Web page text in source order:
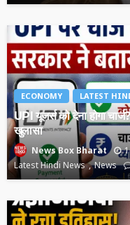
ECONOMY LATEST
UPI यूजर्स को देना होगा
खुलासा
News Box Bharat
Latest Hindi News
News